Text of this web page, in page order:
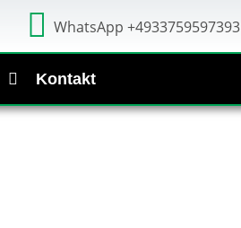
WhatsApp +4933759597393
Kontakt